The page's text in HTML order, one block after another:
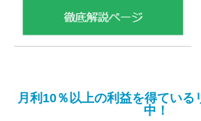
月利10％以上の利益を得ている
中！